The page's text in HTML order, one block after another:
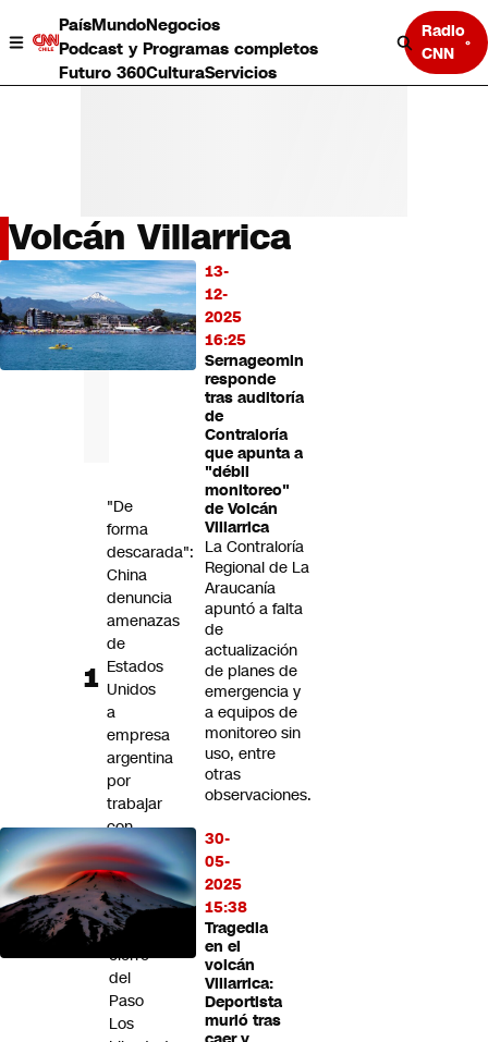
PaísMundoNegocios
Podcast y Programas completos
Futuro 360CulturaServicios
Radio
CNN
País
Mundo
Negocios
Deportes
Programas completos
Volcán Villarrica
13-
12-
2025
16:25
Sernageomin
responde
tras auditoría
de
Contraloría
que apunta a
"débil
monitoreo"
de Volcán
Villarrica
La Contraloría
Regional de La
Araucanía
apuntó a falta
de
actualización
de planes de
emergencia y
a equipos de
monitoreo sin
uso, entre
otras
observaciones.
30-
05-
2025
15:38
Tragedia
en el
volcán
Villarrica:
Deportista
murió tras
LO
MÁS
LEÍDO
"De
forma
descarada":
China
denuncia
amenazas
de
Estados
Unidos
a
empresa
argentina
por
trabajar
con
Huawei
Fedecarne
advierte
por
cierre
del
Paso
Los